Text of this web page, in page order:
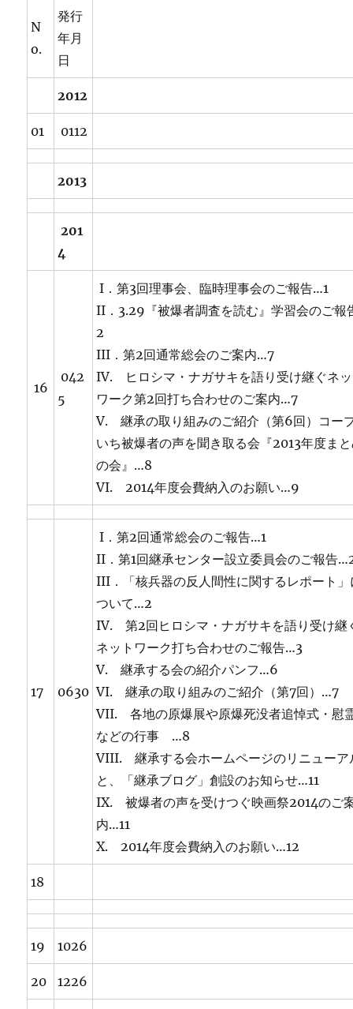
N
o.
発行
年月
日
2012
01 0112
2013
201
4
16
042
5
I．第3回理事会、臨時理事会のご報告…1
II．3.29『被爆者調査を読む』学習会のご報
2
III．第2回通常総会のご案内…7
IV. ヒロシマ・ナガサキを語り受け継ぐネ
ワーク第2回打ち合わせのご案内…7
V. 継承の取り組みのご紹介（第6回）コー
いち被爆者の声を聞き取る会『2013年度ま
の会』…8
VI. 2014年度会費納入のお願い…9
17 0630
I．第2回通常総会のご報告…1
II．第1回継承センター設立委員会のご報告
III．「核兵器の反人間性に関するレポート」
ついて…2
IV. 第2回ヒロシマ・ナガサキを語り受け継
ネットワーク打ち合わせのご報告…3
V. 継承する会の紹介パンフ…6
VI. 継承の取り組みのご紹介（第7回）…7
VII. 各地の原爆展や原爆死没者追悼式・慰
などの行事 …8
VIII. 継承する会ホームページのリニューア
と、「継承ブログ」創設のお知らせ…11
IX. 被爆者の声を受けつぐ映画祭2014のご
内…11
X. 2014年度会費納入のお願い…12
18
19 1026
20 1226